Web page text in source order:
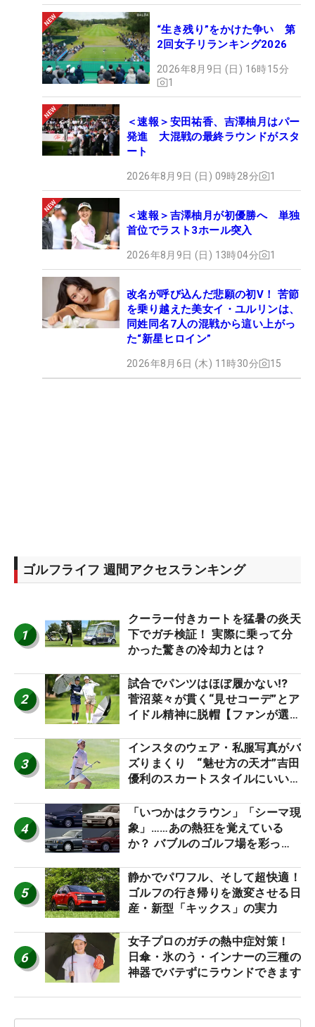
“生き残り”をかけた争い 第
2回女子リランキング2026
2026年8月9日 (日) 16時15分
1
＜速報＞安田祐香、吉澤柚月はパー
発進 大混戦の最終ラウンドがスタ
ート
2026年8月9日 (日) 09時28分 1
＜速報＞吉澤柚月が初優勝へ 単独
首位でラスト3ホール突入
2026年8月9日 (日) 13時04分 1
改名が呼び込んだ悲願の初V！ 苦節
を乗り越えた美女イ・ユルリンは、
同姓同名7人の混戦から這い上がっ
た“新星ヒロイン”
2026年8月6日 (木) 11時30分 15
ゴルフライフ 週間アクセスランキング
1
クーラー付きカートを猛暑の炎天
下でガチ検証！ 実際に乗って分
かった驚きの冷却力とは？
2
試合でパンツはほぼ履かない⁉
菅沼菜々が貫く“見せコーデ”とア
イドル精神に脱帽【ファンが選ぶ
3
インスタのウェア・私服写真がバ
ズりまくり “魅せ方の天才”吉田
優利のスカートスタイルにいい
4
「いつかはクラウン」「シーマ現
象」……あの熱狂を覚えている
か？ バブルのゴルフ場を彩った
5
静かでパワフル、そして超快適！
ゴルフの行き帰りを激変させる日
産・新型「キックス」の実力
6
女子プロのガチの熱中症対策！
日傘・氷のう・インナーの三種の
神器でバテずにラウンドできます